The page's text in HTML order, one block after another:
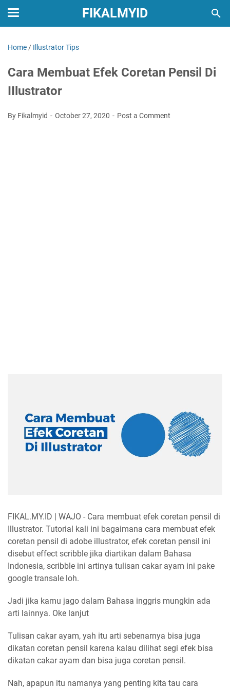
FIKALMYID
Home / Illustrator Tips
Cara Membuat Efek Coretan Pensil Di
IIlustrator
By Fikalmyid October 27, 2020 Post a Comment
FIKAL.MY.ID | WAJO - Cara membuat efek coretan pensil di
Illustrator. Tutorial kali ini bagaimana cara membuat efek
coretan pensil di adobe illustrator, efek coretan pensil ini
disebut effect scribble jika diartikan dalam Bahasa
Indonesia, scribble ini artinya tulisan cakar ayam ini pake
google transale loh.
Jadi jika kamu jago dalam Bahasa inggris mungkin ada
arti lainnya. Oke lanjut
Tulisan cakar ayam, yah itu arti sebenarnya bisa juga
dikatan coretan pensil karena kalau dilihat segi efek bisa
dikatan cakar ayam dan bisa juga coretan pensil.
Nah, apapun itu namanya yang penting kita tau cara